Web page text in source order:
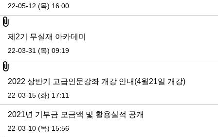
22-05-12 (목) 16:00
첨부파일
제2기 무실재 아카데미
22-03-31 (목) 09:19
첨부파일
2022 상반기 고급인문강좌 개강 안내(4월21일 개강)
22-03-15 (화) 17:11
2021년 기부금 모금액 및 활용실적 공개
22-03-10 (목) 15:56